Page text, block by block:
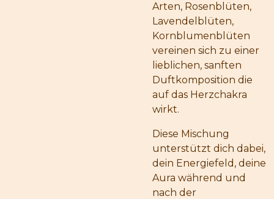
Arten, Rosenblüten,
Lavendelblüten,
Kornblumenblüten
vereinen sich zu einer
lieblichen, sanften
Duftkomposition die
auf das Herzchakra
wirkt.
Diese Mischung
unterstützt dich dabei,
dein Energiefeld, deine
Aura während und
nach der